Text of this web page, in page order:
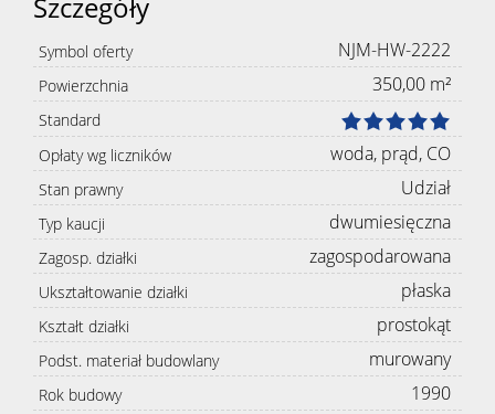
Szczegóły
Symbol oferty NJM-HW-2222
Powierzchnia 350,00 m²
Standard
Opłaty wg liczników
woda, prąd, CO
Stan prawny Udział
Typ kaucji dwumiesięczna
Zagosp. działki zagospodarowana
Ukształtowanie działki płaska
Kształt działki prostokąt
Podst. materiał budowlany murowany
Rok budowy 1990